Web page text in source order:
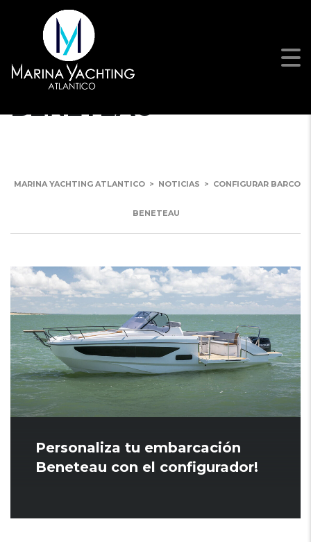
CONFIGURAR BARCO
BENETEAU
MARINA YACHTING ATLANTICO > NOTICIAS > CONFIGURAR BARCO
BENETEAU
Personaliza tu embarcación
Beneteau con el configurador!